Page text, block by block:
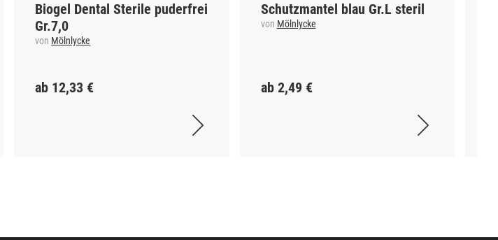
Biogel Dental Sterile puderfrei
Gr.7,0
von Mölnlycke
ab 12,33 €
Schutzmantel blau Gr.L steril
von Mölnlycke
ab 2,49 €